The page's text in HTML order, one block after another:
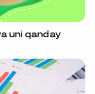
uni qanday